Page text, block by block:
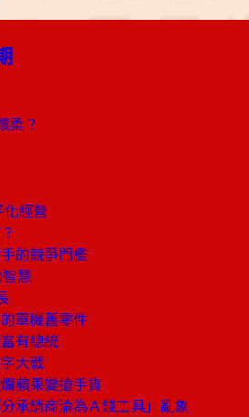
柔？
經營
的競爭門檻
慧
軍機舊零件
有總統
大戰
蘋果變搶手貨
承銷商淪為Ａ錢工具」亂象